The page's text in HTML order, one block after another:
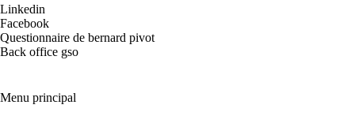
Linkedin
Facebook
Questionnaire de bernard pivot
Back office gso
Menu principal